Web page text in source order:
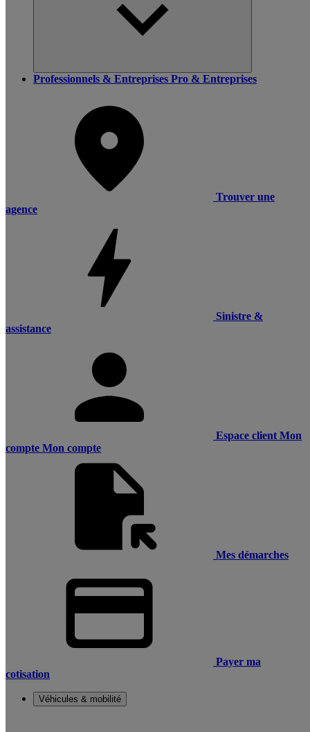
Professionnels & Entreprises Pro & Entreprises
Trouver une
agence
Sinistre &
assistance
Espace client Mon
compte Mon compte
Mes démarches
Payer ma
cotisation
Véhicules & mobilité